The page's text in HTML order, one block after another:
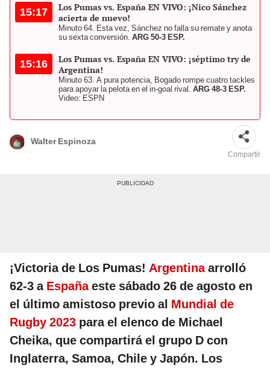
15:17
Los Pumas vs. España EN VIVO: ¡Nico Sánchez
acierta de nuevo!
Minuto 64. Esta vez, Sánchez no falla su remate y anota
su sexta conversión. ARG 50-3 ESP.
15:16
Los Pumas vs. España EN VIVO: ¡séptimo try de
Argentina!
Minuto 63. A pura potencia, Bogado rompe cuatro tackles
para apoyar la pelota en el in-goal rival. ARG 48-3 ESP.
Video: ESPN
Walter Espinoza
Compartir
¡Victoria de Los Pumas! Argentinaarrolló
62-3 a Españaeste sábado 26 de agosto en
el último amistoso previo al Mundial de
Rugby 2023 para el elenco de Michael
Cheika, que compartirá el grupo D con
Inglaterra, Samoa, Chile y Japón. Los